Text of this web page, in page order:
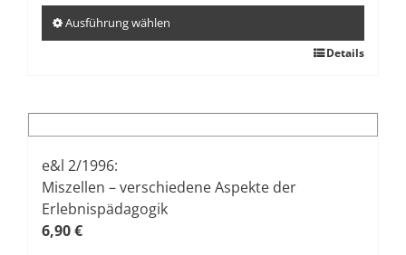
gewählt
werden
Ausführung wählen
mehrere
Varianten
auf.
Die
Optionen
können
Details
e&l 2/1996:
Miszellen – verschiedene Aspekte der
Erlebnispädagogik
6,90€